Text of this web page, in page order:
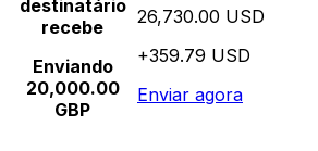
destinatário
recebe
Enviando
20,000.00
GBP
26,730.00 USD
+359.79 USD
Enviar agora